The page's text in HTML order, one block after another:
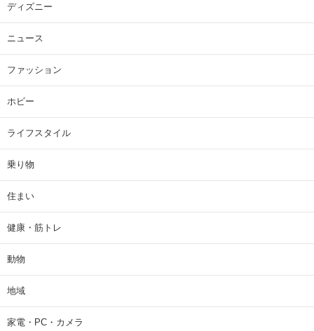
ディズニー
ニュース
ファッション
ホビー
ライフスタイル
乗り物
住まい
健康・筋トレ
動物
地域
家電・PC・カメラ